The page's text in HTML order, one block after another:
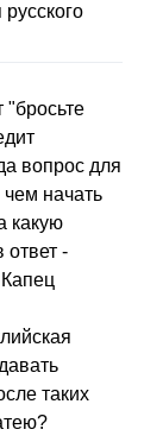
"бросьте
вопрос для
чем начать
какую
ответ -
таких